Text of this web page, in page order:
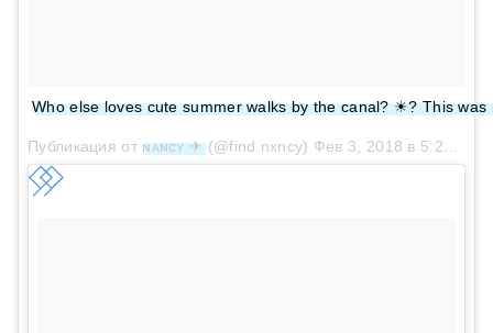
Who else loves cute summer walks by the canal? ☀? This was
Публикация от ɴᴀɴᴄʏ ✈(@find.nxncy) Фев 3, 2018 в 5:21 PST